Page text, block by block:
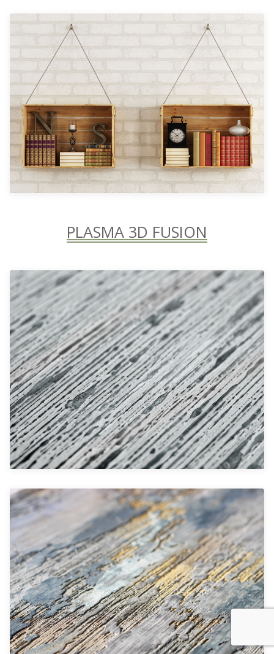
PLASMA 3D FUSION